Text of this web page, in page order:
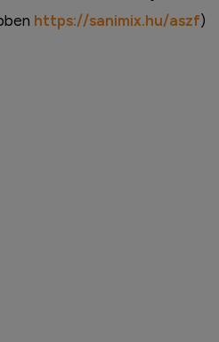
https://sanimix.hu/aszf)